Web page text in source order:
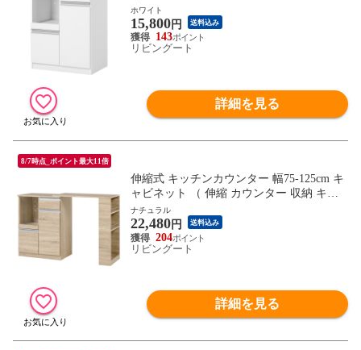
電収納 コンパクト 省スペース コンセント
付 引き出し 可動棚 ダークブラウン ナチュ
ラル ホワイト ） 【ホワイト】
ホワイト
15,800円 送料込み
143
リビングート
詳細を見る
8/7時点_ポイント最大11倍
伸縮式 キッチンカウンター 幅75-125cm キ
ャビネット （ 伸縮 カウンター 収納 キッ
チン 棚 ラック 家電収納 省スペース コン
セント付 引き出し 可動棚 ダークブラウン
ナチュラル ホワイト ） 【ナチュラル】
ナチュラル
22,480円 送料込み
204
リビングート
詳細を見る